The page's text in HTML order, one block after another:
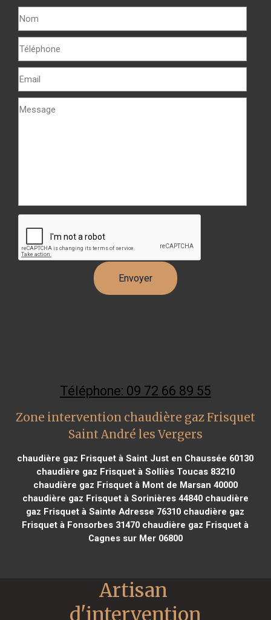
Téléphone: 09 72 66 89 55
Zone intervention chaudière gaz Frisquet
Saint André les Vergers
chaudière gaz Frisquet à Saint Just en Chaussée 60130
chaudière gaz Frisquet à Solliès Toucas 83210
chaudière gaz Frisquet à Mont de Marsan 40000
chaudière gaz Frisquet à Sorinières 44840chaudière
gaz Frisquet à Sainte Adresse 76310 chaudière gaz
Frisquet à Fonsorbes 31470 chaudière gaz Frisquet à
Cagnes sur Mer 06800
Artisan
d'intervention